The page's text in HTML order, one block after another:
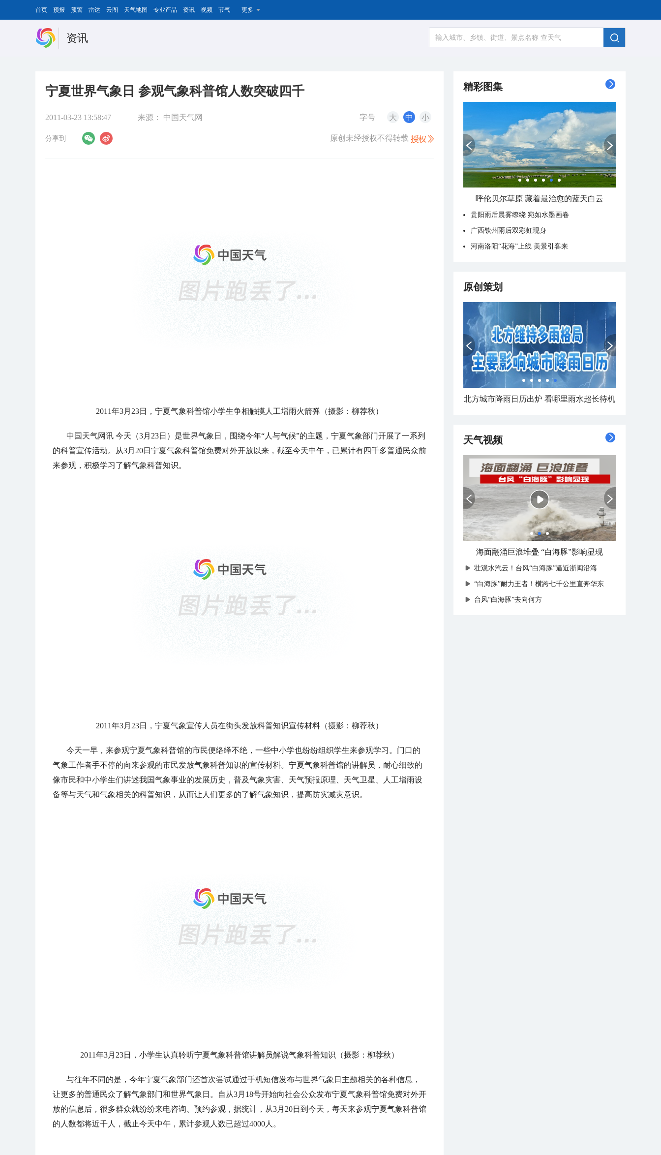
首页 预报 预警 雷达 云图 天气地图 专业产品 资讯 视频 节气 更多
资讯
宁夏世界气象日 参观气象科普馆人数突破四千
2011-03-23 13:58:47 来源： 中国天气网 字号 大 中 小
分享到 原创未经授权不得转载
2011年3月23日，宁夏气象科普馆小学生争相触摸人工增雨火箭弹（摄影：柳荐秋）
中国天气网讯 今天（3月23日）是世界气象日，围绕今年“人与气候”的主题，宁夏气象部门开展了一系列
的科普宣传活动。从3月20日宁夏气象科普馆免费对外开放以来，截至今天中午，已累计有四千多普通民众前
来参观，积极学习了解气象科普知识。
2011年3月23日，宁夏气象宣传人员在街头发放科普知识宣传材料（摄影：柳荐秋）
今天一早，来参观宁夏气象科普馆的市民便络绎不绝，一些中小学也纷纷组织学生来参观学习。门口的
气象工作者手不停的向来参观的市民发放气象科普知识的宣传材料。宁夏气象科普馆的讲解员，耐心细致的
像市民和中小学生们讲述我国气象事业的发展历史，普及气象灾害、天气预报原理、天气卫星、人工增雨设
备等与天气和气象相关的科普知识，从而让人们更多的了解气象知识，提高防灾减灾意识。
2011年3月23日，小学生认真聆听宁夏气象科普馆讲解员解说气象科普知识（摄影：柳荐秋）
与往年不同的是，今年宁夏气象部门还首次尝试通过手机短信发布与世界气象日主题相关的各种信息，
让更多的普通民众了解气象部门和世界气象日。自从3月18号开始向社会公众发布宁夏气象科普馆免费对外开
放的信息后，很多群众就纷纷来电咨询、预约参观，据统计，从3月20日到今天，每天来参观宁夏气象科普馆
的人数都将近千人，截止今天中午，累计参观人数已超过4000人。
精彩图集
呼伦贝尔草原 藏着最治愈的蓝天白云
贵阳雨后晨雾缭绕 宛如水墨画卷
广西钦州雨后双彩虹现身
河南洛阳“花海”上线 美景引客来
原创策划
北方城市降雨日历出炉 看哪里雨水超长待机
天气视频
海面翻涌巨浪堆叠 “白海豚”影响显现
壮观水汽云！台风“白海豚”逼近浙闽沿海
“白海豚”耐力王者！横跨七千公里直奔华东
台风“白海豚”去向何方